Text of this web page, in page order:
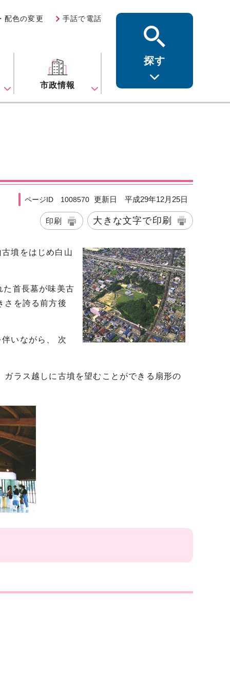
配色の変更 手話で電話
市政情報
探す
ページID 1008570 更新日 平成29年12月25日
印刷 大きな文字で印刷
墳をはじめ白山
首長墓が味美古
さを誇る前方後
いながら、 次
ラス越しに古墳を望むことができる扇形の